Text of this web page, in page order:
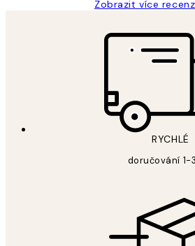
Zobrazit více
RYCHLÉ
doručování 1-